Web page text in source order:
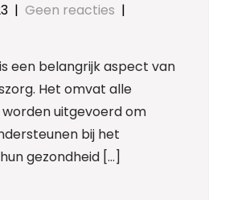
| Geen reacties |
een belangrijk aspect van
Het omvat alle
uitgevoerd om
bij het
gezondheid […]